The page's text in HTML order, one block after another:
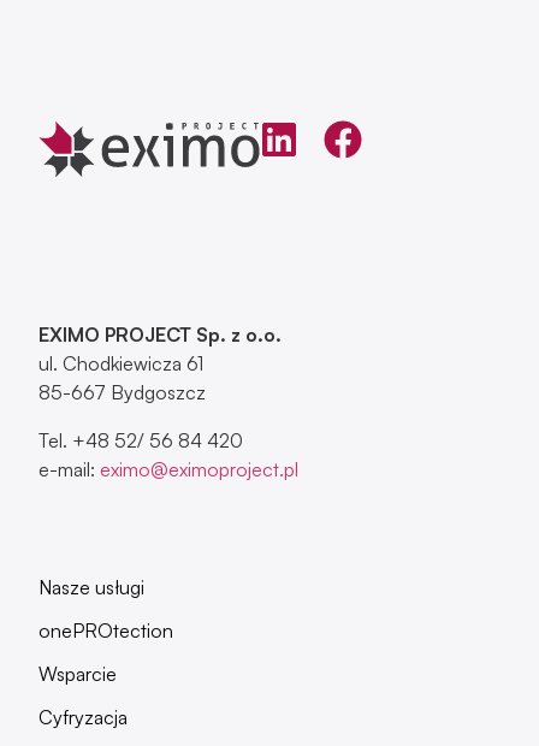
EXIMO PROJECT Sp. z o.o.
ul. Chodkiewicza 61
85-667 Bydgoszcz
Tel. +48 52/ 56 84 420
e-mail: eximo@eximoproject.pl
Nasze usługi
onePROtection
Wsparcie
Cyfryzacja